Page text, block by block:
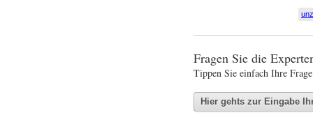
Fragen Sie die
Tippen Sie einfach Ihre